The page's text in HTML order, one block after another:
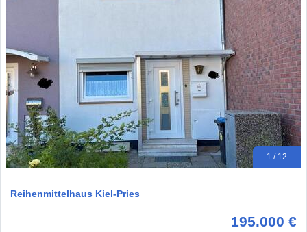
1 / 12
Reihenmittelhaus Kiel-Pries
195.000 €